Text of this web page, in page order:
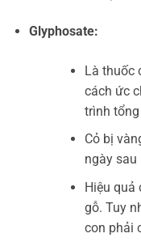
Glyphosate:
Là thuốc
cách ức
trình
Cỏ bị
ngày sau
Hiệu quả
gỗ. Tuy
con phải